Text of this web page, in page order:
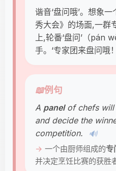
谐音‘盘问哦’。想象
秀大会》的场面,一群
上,轮番‘盘问’（pán
手。‘专家团来盘问哦
📖例句
A panelof chefs will
and decide the
competition.
🔊
一个由厨师组成的专
并决定烹饪比赛的获胜